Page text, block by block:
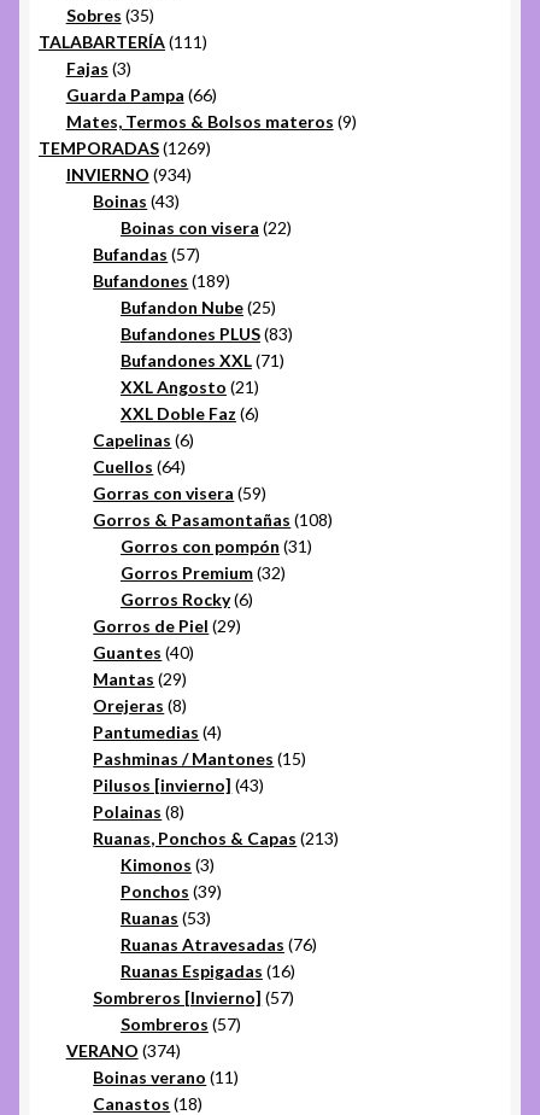
Sobres 3535
productos
TALABARTERÍA 111111
Fajas 33
productos
Guarda Pampa 6666
productos
Mates, Termos & Bolsos materos 99
TEMPORADAS 12691269
INVIERNO 934934
Boinas 4343
productos
Boinas con visera 2222
Bufandas 5757
productos
Bufandones 189189
productos
Bufandon Nube 2525
productos
Bufandones PLUS 8383
Bufandones XXL 7171
XXL Angosto 2121
productos
XXL Doble Faz 66
Capelinas 66
Cuellos 6464
productos
Gorras con visera 5959
productos
Gorros & Pasamontañas 108108
Gorros con pompón 3131
Gorros Premium 3232
Gorros Rocky 66
Gorros de Piel 2929
Guantes 4040
Mantas 2929
productos
Orejeras 88
productos
Pantumedias 44
productos
Pashminas / Mantones 1515
Pilusos [invierno] 4343
Polainas 88
productos
Ruanas, Ponchos & Capas 213213
Kimonos 33
productos
Ponchos 3939
Ruanas 5353
productos
Ruanas Atravesadas 7676
Ruanas Espigadas 1616
productos
Sombreros [Invierno] 5757
Sombreros 5757
VERANO 374374
productos
Boinas verano 1111
Canastos 1818